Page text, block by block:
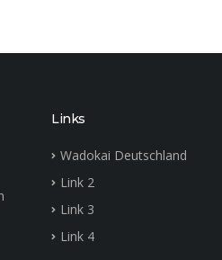
Links
Wadokai Deutschland
Link 2
Link 3
Link 4